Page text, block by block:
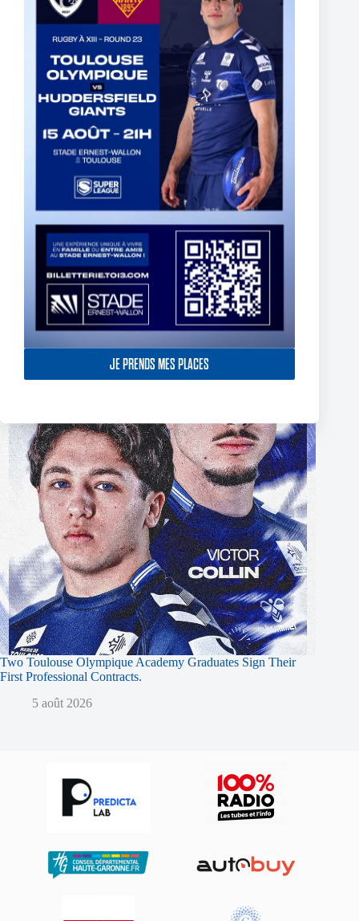
JE PRENDS MES PLACES
The End of Reubenn Rennie’s Olympian Journey
6 août 2026
Two Toulouse Olympique Academy Graduates Sign Their
First Professional Contracts.
5 août 2026